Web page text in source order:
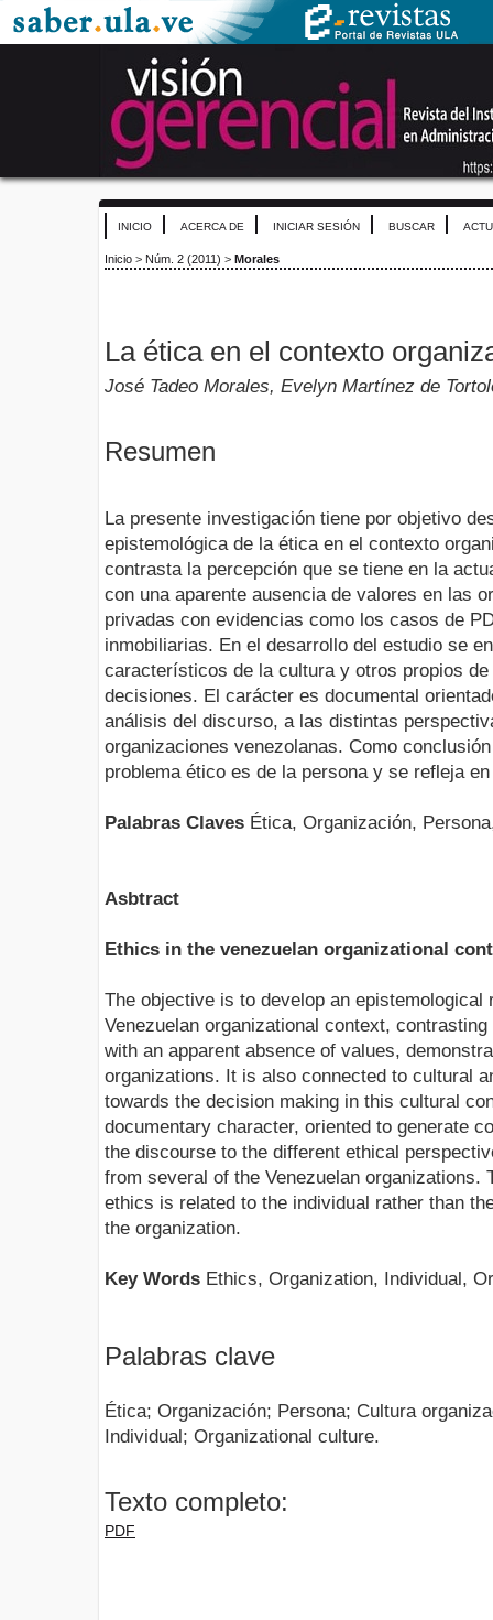
INICIO ACERCA DE INICIAR SESIÓN BUSCAR
Inicio > Núm. 2 (2011) > Morales
La ética en el contexto
José Tadeo Morales, Evelyn Martínez de
Resumen
La presente investigación tiene por objetivo
epistemológica de la ética en el contexto
contrasta la percepción que se tiene en la
con una aparente ausencia de valores en las
privadas con evidencias como los casos de
inmobiliarias. En el desarrollo del estudio se
característicos de la cultura y otros propios
decisiones. El carácter es documental
análisis del discurso, a las distintas
organizaciones venezolanas. Como
problema ético es de la persona y se refleja
Palabras Claves Ética, Organización,
Asbtract
Ethics in the venezuelan organizational
The objective is to develop an
Venezuelan organizational context,
with an apparent absence of values,
organizations. It is also connected to cultural
towards the decision making in this cultural
documentary character, oriented to generate
the discourse to the different ethical
from several of the Venezuelan organizations.
ethics is related to the individual rather than
the organization.
Key Words Ethics, Organization, Individual,
Palabras clave
Ética; Organización; Persona; Cultura
Individual; Organizational culture.
Texto completo:
PDF